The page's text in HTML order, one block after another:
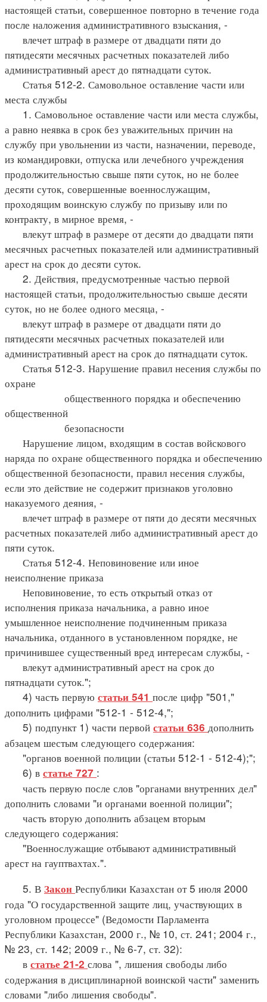
настоящей статьи, совершенное повторно в течение года
после наложения административного взыскания, -
влечет штраф в размере от двадцати пяти до
пятидесяти месячных расчетных показателей либо
административный арест до пятнадцати суток.
Статья 512-2. Самовольное оставление части или
места службы
1. Самовольное оставление части или места службы,
а равно неявка в срок без уважительных причин на
службу при увольнении из части, назначении, переводе,
из командировки, отпуска или лечебного учреждения
продолжительностью свыше пяти суток, но не более
десяти суток, совершенные военнослужащим,
проходящим воинскую службу по призыву или по
контракту, в мирное время, -
влекут штраф в размере от десяти до двадцати пяти
месячных расчетных показателей или административный
арест на срок до десяти суток.
2. Действия, предусмотренные частью первой
настоящей статьи, продолжительностью свыше десяти
суток, но не более одного месяца, -
влекут штраф в размере от двадцати пяти до
пятидесяти месячных расчетных показателей или
административный арест на срок до пятнадцати суток.
Статья 512-3. Нарушение правил несения службы по
охране
общественного порядка и обеспечению
общественной
безопасности
Нарушение лицом, входящим в состав войскового
наряда по охране общественного порядка и обеспечению
общественной безопасности, правил несения службы,
если это действие не содержит признаков уголовно
наказуемого деяния, -
влечет штраф в размере от пяти до десяти месячных
расчетных показателей либо административный арест до
пяти суток.
Статья 512-4. Неповиновение или иное
неисполнение приказа
Неповиновение, то есть открытый отказ от
исполнения приказа начальника, а равно иное
умышленное неисполнение подчиненным приказа
начальника, отданного в установленном порядке, не
причинившее существенный вред интересам службы, -
влекут административный арест на срок до
пятнадцати суток.";
4) часть первую статьи 541 после цифр "501,"
дополнить цифрами "512-1 - 512-4,";
5) подпункт 1) части первой статьи 636 дополнить
абзацем шестым следующего содержания:
"органов военной полиции (статьи 512-1 - 512-4);";
6) в статье 727 :
часть первую после слов "органами внутренних дел"
дополнить словами "и органами военной полиции";
часть вторую дополнить абзацем вторым
следующего содержания:
"Военнослужащие отбывают административный
арест на гауптвахтах.".
5. В Закон Республики Казахстан от 5 июля 2000
года "О государственной защите лиц, участвующих в
уголовном процессе" (Ведомости Парламента
Республики Казахстан, 2000 г., № 10, ст. 241; 2004 г.,
№ 23, ст. 142; 2009 г., № 6-7, ст. 32):
в статье 21-2 слова ", лишения свободы либо
содержания в дисциплинарной воинской части" заменить
словами "либо лишения свободы".